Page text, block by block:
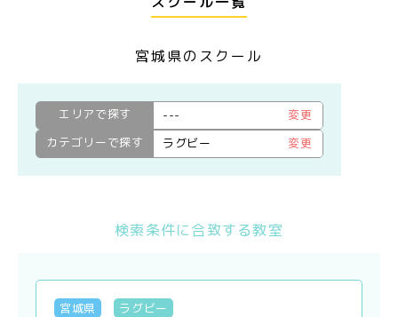
宮城県のスクール
エリアで探す ---
変更
カテゴリーで探す
ラグビー 変更
検索条件に合致する教室
宮城県 ラグビー